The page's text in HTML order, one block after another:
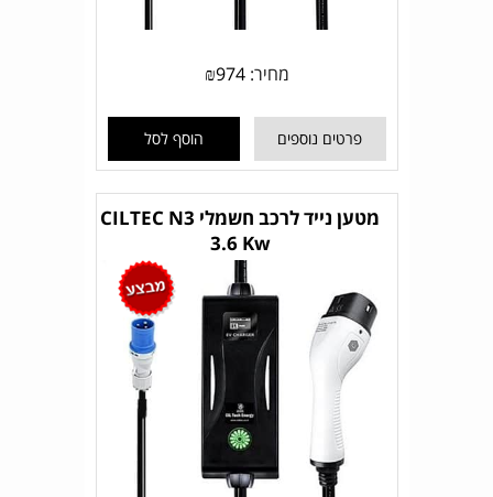
מחיר: ₪974
פרטים נוספים הוסף לסל
מטען נייד לרכב חשמלי CILTEC N3
3.6 Kw